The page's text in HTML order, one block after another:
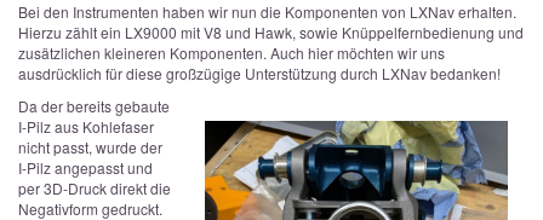
Bei den Instrumenten haben wir nun die Komponenten von LXNav erhalten.
Hierzu zählt ein LX9000 mit V8 und Hawk, sowie Knüppelfernbedienung und
zusätzlichen kleineren Komponenten. Auch hier möchten wir uns
ausdrücklich für diese großzügige Unterstützung durch LXNav bedanken!
Da der bereits gebaute
I-Pilz aus Kohlefaser
nicht passt, wurde der
I-Pilz angepasst und
per 3D-Druck direkt die
Negativform gedruckt.